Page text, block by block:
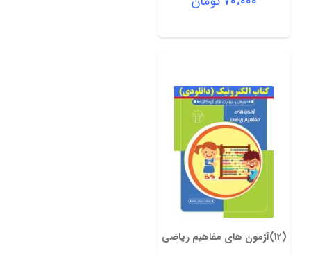
(12)آزمون های مفاهیم ریاضی